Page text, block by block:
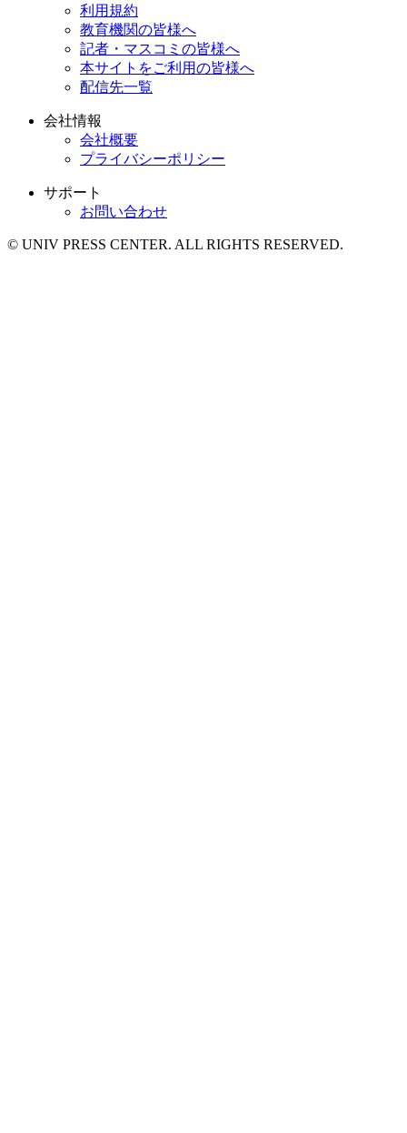
利用規約
教育機関の皆様へ
記者・マスコミの皆様へ
本サイトをご利用の皆様へ
配信先一覧
会社情報
会社概要
プライバシーポリシー
サポート
お問い合わせ
© UNIV PRESS CENTER. ALL RIGHTS RESERVED.